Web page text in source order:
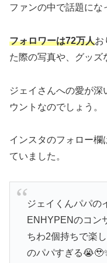
ファンの中で話題にな
フォロワーは72万人お
た際の写真や、グッズ
ジェイさんへの愛が深
ウントなのでしょう。
インスタのフォロー
ていました。
ジェイくんパパの
ENHYPENのコン
ちわ2個持ちで楽
のパパすぎる